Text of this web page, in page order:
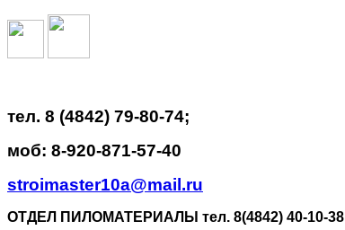
тел. 8 (4842) 79-80-74;
моб: 8-920-871-57-40
stroimaster10a@mail.ru
ОТДЕЛ ПИЛОМАТЕРИАЛЫ тел. 8(4842) 40-10-38